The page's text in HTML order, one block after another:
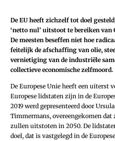
De EU heeft zichzelf tot doel
‘netto nul’ uitstoot te bereiken van
De meesten beseffen niet hoe
feitelijk de afschaffing van olie,
vernietiging van de industriële
collectieve economische zelfmoord.
De Europese Unie heeft een uiterst
Europese lidstaten zijn in de
2019 werd gepresenteerd door
Timmermans, overeengekomen dat
zullen uitstoten in 2050. De
doel, dat is vastgelegd in de